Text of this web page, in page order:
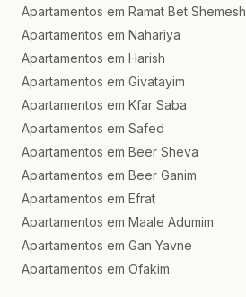
Apartamentos em Ramat Bet Shemesh
Apartamentos em Nahariya
Apartamentos em Harish
Apartamentos em Givatayim
Apartamentos em Kfar Saba
Apartamentos em Safed
Apartamentos em Beer Sheva
Apartamentos em Beer Ganim
Apartamentos em Efrat
Apartamentos em Maale Adumim
Apartamentos em Gan Yavne
Apartamentos em Ofakim